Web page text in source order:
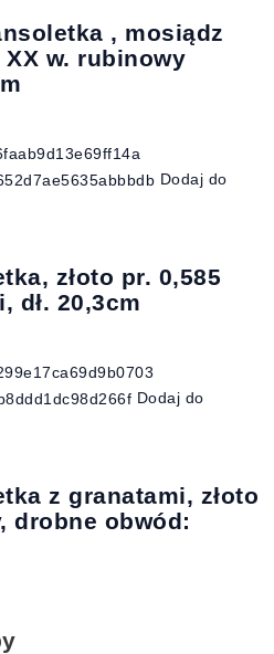
, mosiądz
XX w. rubinowy
Dodaj do
złoto pr. 0,585
dł. 20,3cm
Dodaj do
z granatami, złoto
drobne obwód: